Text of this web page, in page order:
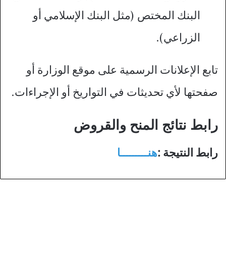
البنك المختص (مثل البنك الإسلامي أو
الزراعي).​
تابع الإعلانات الرسمية على موقع الوزارة أو
صفحتها لأي تحديثات في التواريخ أو الإجراءات.
رابط نتائج المنح والقروض
رابط النتيجة :هنـــــــــا